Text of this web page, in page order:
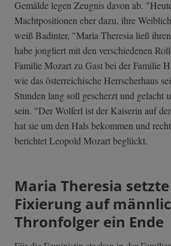
Gemälde legen Zeugnis davon ab.
Machtpositionen eher dazu, ihre
weiß Badinter, "Maria Theresia ließ
habe jongliert mit den verschiedenen
Familie Mozart zu Gast bei der Familie
wie das österreichische Herrscherhaus
Stunden lang soll gescherzt und gelacht
sein. "Der Wolferl ist der Kaiserin auf
hat sie um den Hals bekommen und
berichtet Leopold Mozart beglückt.
Maria Theresia
Fixierung auf
Thronfolger ein Ende